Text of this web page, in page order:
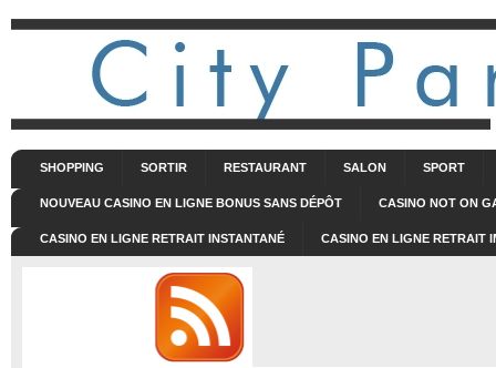
SHOPPING SORTIR RESTAURANT SALON SPORT
NOUVEAU CASINO EN LIGNE BONUS SANS DÉPÔT CASINO NOT ON
CASINO EN LIGNE RETRAIT INSTANTANÉ CASINO EN LIGNE RETRAIT